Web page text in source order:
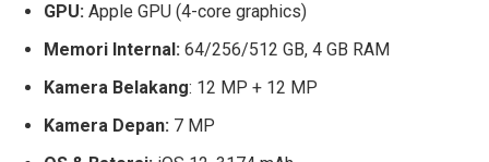
GPU: Apple GPU (4-core graphics)
Memori Internal: 64/256/512 GB, 4 GB RAM
Kamera Belakang: 12 MP + 12 MP
Kamera Depan: 7 MP